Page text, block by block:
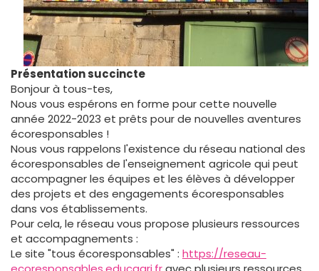
Présentation succincte
Bonjour à tous-tes,
Nous vous espérons en forme pour cette nouvelle
année 2022-2023 et prêts pour de nouvelles aventures
écoresponsables !
Nous vous rappelons l'existence du réseau national des
écoresponsables de l'enseignement agricole qui peut
accompagner les équipes et les élèves à développer
des projets et des engagements écoresponsables
dans vos établissements.
Pour cela, le réseau vous propose plusieurs ressources
et accompagnements :
Le site "tous écoresponsables" : https://reseau-